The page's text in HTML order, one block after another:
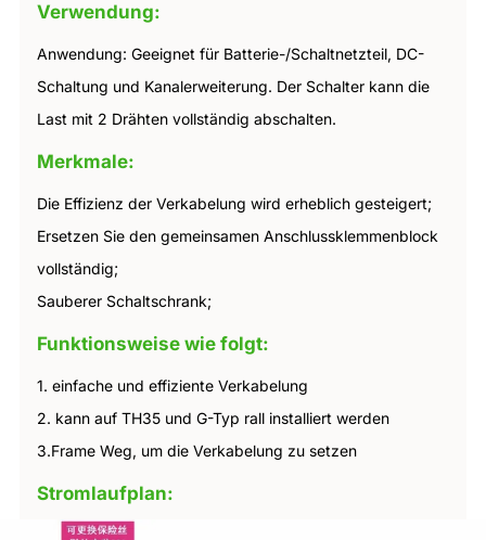
Verwendung:
Anwendung: Geeignet für Batterie-/Schaltnetzteil, DC-
Schaltung und Kanalerweiterung. Der Schalter kann die
Last mit 2 Drähten vollständig abschalten.
Merkmale:
Die Effizienz der Verkabelung wird erheblich gesteigert;
Ersetzen Sie den gemeinsamen Anschlussklemmenblock
vollständig;
Sauberer Schaltschrank;
Funktionsweise wie folgt:
1. einfache und effiziente Verkabelung
2. kann auf TH35 und G-Typ rall installiert werden
3.Frame Weg, um die Verkabelung zu setzen
Stromlaufplan: